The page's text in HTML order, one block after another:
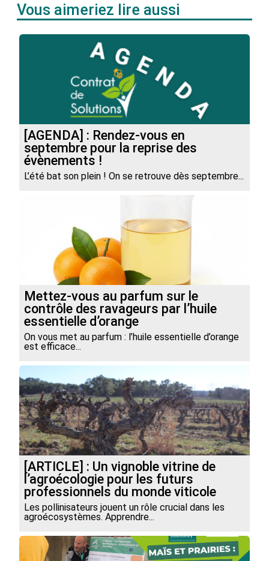
Vous aimeriez lire aussi
[AGENDA] : Rendez-vous en
septembre pour la reprise des
évènements !
L’été bat son plein ! On se retrouve dès septembre...
Mettez-vous au parfum sur le
contrôle des ravageurs par l’huile
essentielle d’orange
On vous met au parfum : l’huile essentielle d’orange
est efficace...
[ARTICLE] : Un vignoble vitrine de
l’agroécologie pour les futurs
professionnels du monde viticole
Les pollinisateurs jouent un rôle crucial dans les
agroécosystèmes. Apprendre...